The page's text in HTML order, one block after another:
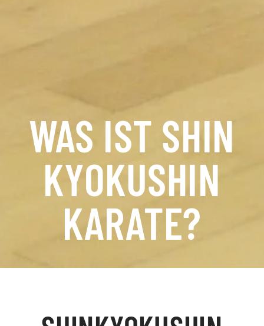
WAS IST SHIN
KYOKUSHIN
KARATE?